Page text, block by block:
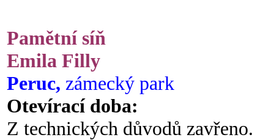
Pamětní síň
Emila Filly
Peruc, zámecký park
Otevírací doba:
Z technických důvodů zavřeno.